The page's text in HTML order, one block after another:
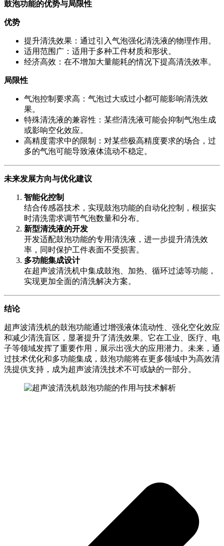
鼓泡功能的优势与局限性
优势
提升清洗效果：通过引入气泡强化清洗液的物理作用。
适用范围广：适用于多种工件材质和形状。
经济高效：在不增加大量能耗的情况下提高清洗效率。
局限性
气泡控制要求高：气泡过大或过小都可能影响清洗效
果。
特殊清洗液的兼容性：某些清洗液可能会抑制气泡生成
或影响空化效应。
高精度需求中的限制：对某些极高精度要求的场合，过
多的气泡可能导致液体流动不稳定。
未来发展方向与优化建议
智能化控制
结合传感器技术，实现鼓泡功能的自动化控制，根据实
时清洗需求调节气泡数量和分布。
新型清洗液的开发
开发适配鼓泡功能的专用清洗液，进一步提升清洗效
率，同时保护工件表面不受损害。
多功能集成设计
在超声波清洗机中集成鼓泡、加热、循环过滤等功能，
实现更加全面的清洗解决方案。
结论
超声波清洗机的鼓泡功能通过增强液体流动性、强化空化效应
和减少清洗盲区，显著提升了清洗效果。它在工业、医疗、电
子等领域发挥了重要作用，展示出强大的应用潜力。未来，通
过技术优化和多功能集成，鼓泡功能将在更多领域中为高效清
洗提供支持，成为超声波清洗技术不可或缺的一部分。